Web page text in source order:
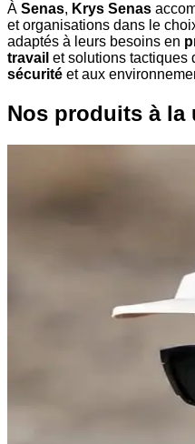
À Senas, Krys Senas
et organisations dans le
adaptés à leurs besoins en
travail et solutions tactiques
sécurité et aux
Nos produits à la